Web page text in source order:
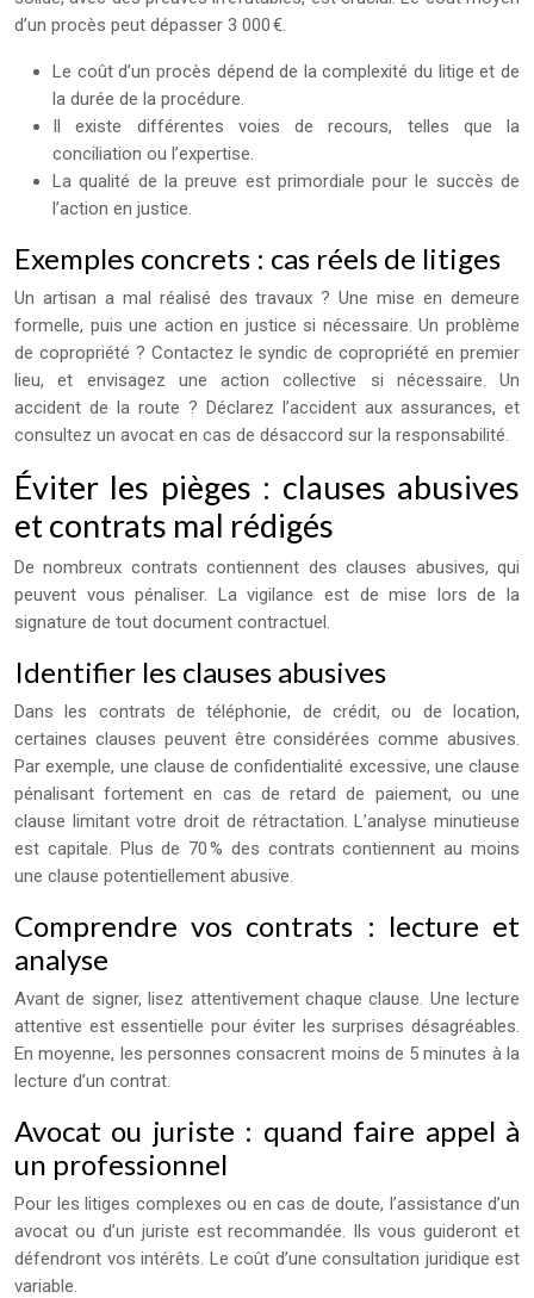
d’un procès peut dépasser 3 000 €.
Le coût d’un procès dépend de la complexité du litige et de
la durée de la procédure.
Il existe différentes voies de recours, telles que la
conciliation ou l’expertise.
La qualité de la preuve est primordiale pour le succès de
l’action en justice.
Exemples concrets : cas réels de litiges
Un artisan a mal réalisé des travaux ? Une mise en demeure
formelle, puis une action en justice si nécessaire. Un problème
de copropriété ? Contactez le syndic de copropriété en premier
lieu, et envisagez une action collective si nécessaire. Un
accident de la route ? Déclarez l’accident aux assurances, et
consultez un avocat en cas de désaccord sur la responsabilité.
Éviter les pièges : clauses abusives
et contrats mal rédigés
De nombreux contrats contiennent des clauses abusives, qui
peuvent vous pénaliser. La vigilance est de mise lors de la
signature de tout document contractuel.
Identifier les clauses abusives
Dans les contrats de téléphonie, de crédit, ou de location,
certaines clauses peuvent être considérées comme abusives.
Par exemple, une clause de confidentialité excessive, une clause
pénalisant fortement en cas de retard de paiement, ou une
clause limitant votre droit de rétractation. L’analyse minutieuse
est capitale. Plus de 70 % des contrats contiennent au moins
une clause potentiellement abusive.
Comprendre vos contrats : lecture et
analyse
Avant de signer, lisez attentivement chaque clause. Une lecture
attentive est essentielle pour éviter les surprises désagréables.
En moyenne, les personnes consacrent moins de 5 minutes à la
lecture d’un contrat.
Avocat ou juriste : quand faire appel à
un professionnel
Pour les litiges complexes ou en cas de doute, l’assistance d’un
avocat ou d’un juriste est recommandée. Ils vous guideront et
défendront vos intérêts. Le coût d’une consultation juridique est
variable.